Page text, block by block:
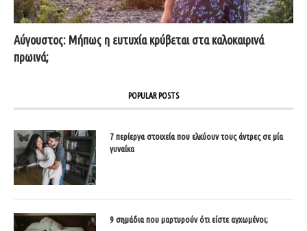
Αύγουστος: Μήπως η ευτυχία κρύβεται στα καλοκαιρινά
πρωινά;
POPULAR POSTS
7 περίεργα στοιχεία που ελκύουν τους άντρες σε μία
γυναίκα
9 σημάδια που μαρτυρούν ότι είστε αγχωμένοι;